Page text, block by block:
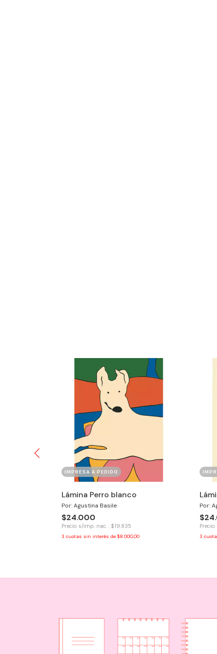
IMPRESA A PEDIDO
Lámina Perro blanco
Por: Agustina Basile
$24.000
Precio s/imp. nac. : $19.835
3 cuotas sin interés de $8.000,00
Por:
3